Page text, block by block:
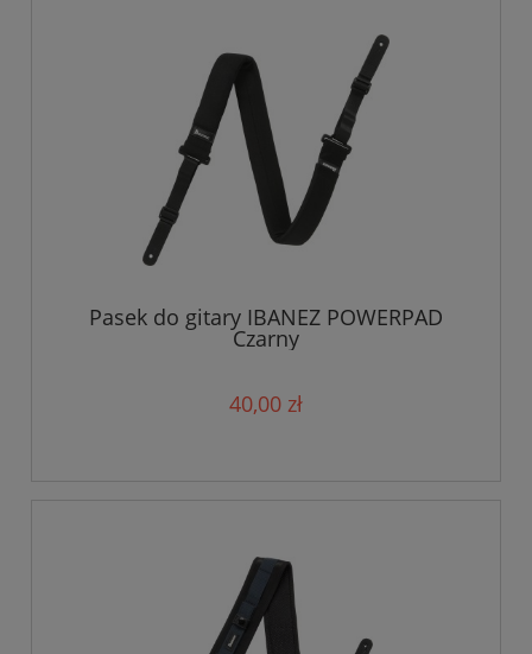
Pasek do gitary IBANEZ POWERPAD
Czarny
40,00 zł